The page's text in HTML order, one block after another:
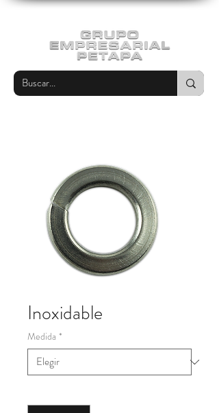
Inoxidable
Medida *